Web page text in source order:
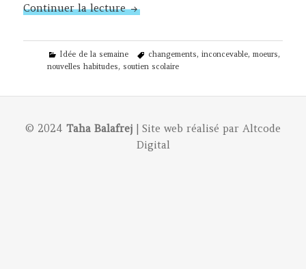
Continuer la lectureN°290 – Besoins et opportunités
Categories
Idée de la semaine Tags
changements, inconcevable, moeurs,
nouvelles habitudes, soutien scolaire
© 2024 Taha Balafrej | Site web réalisé par Altcode
Digital